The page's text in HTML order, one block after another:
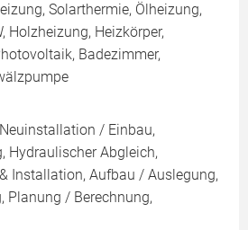
Solarthermie, Ölheizung,
Holzheizung, Heizkörper,
Badezimmer,
/ Einbau,
Hydraulischer Abgleich,
Installation, Aufbau / Auslegung,
Planung / Berechnung,